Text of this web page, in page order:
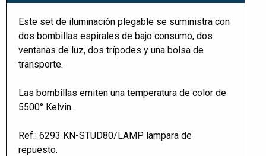
Este set de iluminación plegable se suministra con
dos bombillas espirales de bajo consumo, dos
ventanas de luz, dos trípodes y una bolsa de
transporte.
Las bombillas emiten una temperatura de color de
5500° Kelvin.
Ref.: 6293 KN-STUD80/LAMP lampara de
repuesto.